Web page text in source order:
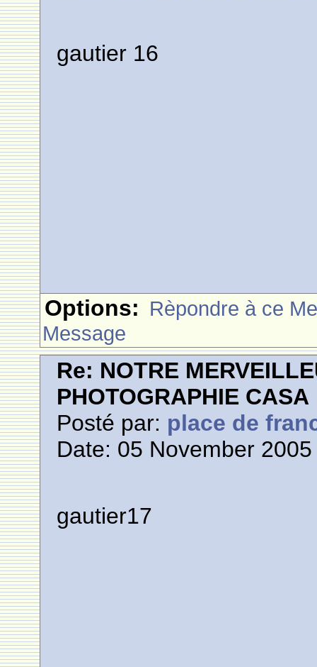
gautier 16
Options: Rèpondre à ce
Message
Re: NOTRE
PHOTOGRAPHIE CASA
Posté par: place de
Date: 05 November
gautier17